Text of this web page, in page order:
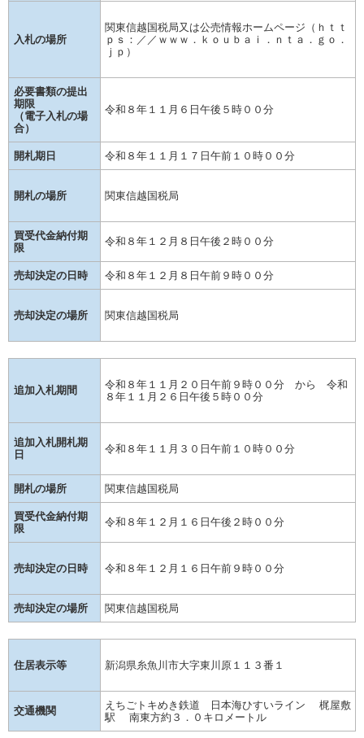
入札の場所
関東信越国税局又は公売情報ホームページ（ｈｔｔ
ｐｓ：／／ｗｗｗ．ｋｏｕｂａｉ．ｎｔａ．ｇｏ．
ｊｐ）
必要書類の提出
期限
（電子入札の場
合）
令和８年１１月６日午後５時００分
開札期日 令和８年１１月１７日午前１０時００分
開札の場所 関東信越国税局
買受代金納付期
限
令和８年１２月８日午後２時００分
売却決定の日時 令和８年１２月８日午前９時００分
売却決定の場所 関東信越国税局
追加入札期間
令和８年１１月２０日午前９時００分 から 令和
８年１１月２６日午後５時００分
追加入札開札期
日
令和８年１１月３０日午前１０時００分
開札の場所 関東信越国税局
買受代金納付期
限
令和８年１２月１６日午後２時００分
売却決定の日時 令和８年１２月１６日午前９時００分
売却決定の場所 関東信越国税局
住居表示等 新潟県糸魚川市大字東川原１１３番１
交通機関
えちごトキめき鉄道 日本海ひすいライン 梶屋敷
駅 南東方約３．０キロメートル